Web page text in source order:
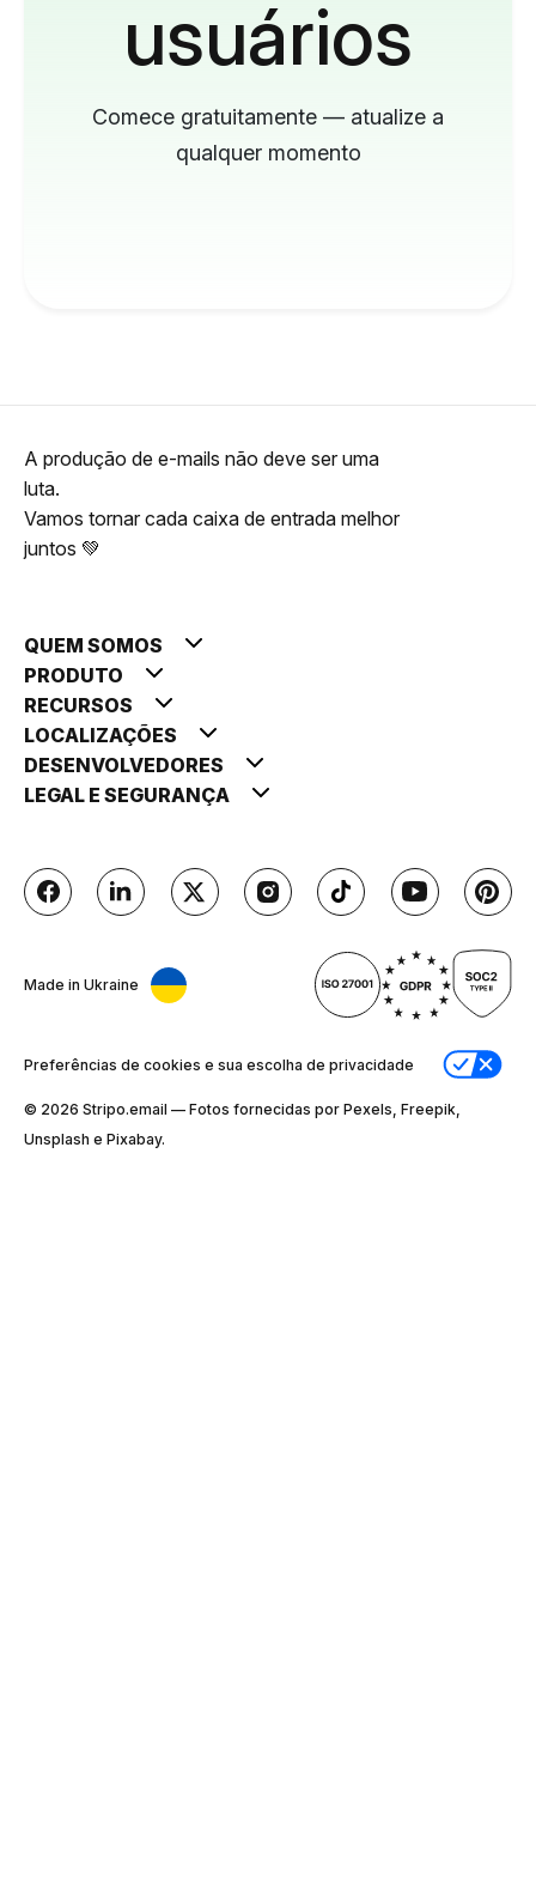
usuários
Comece gratuitamente — atualize a
qualquer momento
A produção de e-mails não deve ser uma
luta.
Vamos tornar cada caixa de entrada melhor
juntos 💚
QUEM SOMOS
PRODUTO
RECURSOS
LOCALIZAÇÕES
DESENVOLVEDORES
LEGAL E SEGURANÇA
Made in Ukraine
Preferências de cookies e sua escolha de privacidade
© 2026 Stripо.email — Fotos fornecidas por Pexels, Freepik,
Unsplash e Pixabay.